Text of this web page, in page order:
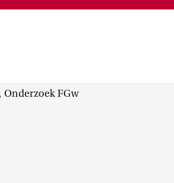
ondernemingsraad,
Onderzoek FGw